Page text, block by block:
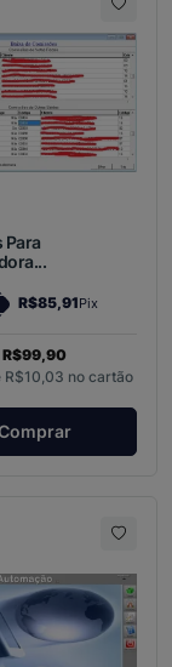
Para
R$85,91Pix
R$99,90
R$10,03 no cartão